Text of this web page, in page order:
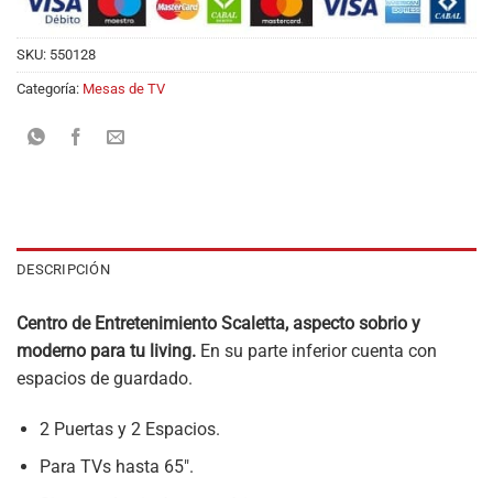
SKU: 550128
Categoría: Mesas de TV
DESCRIPCIÓN
Centro de Entretenimiento Scaletta, aspecto sobrio y
moderno para tu living. En su parte inferior cuenta con
espacios de guardado.
2 Puertas y 2 Espacios.
Para TVs hasta 65″.